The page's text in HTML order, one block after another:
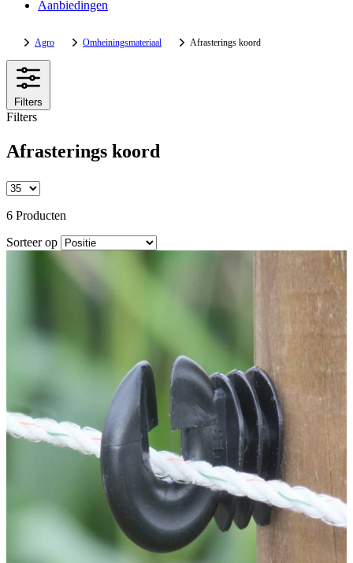
Aanbiedingen
Agro Omheiningsmateriaal Afrasterings koord
Filters
Filters
Afrasterings koord
6 Producten
Sorteer op